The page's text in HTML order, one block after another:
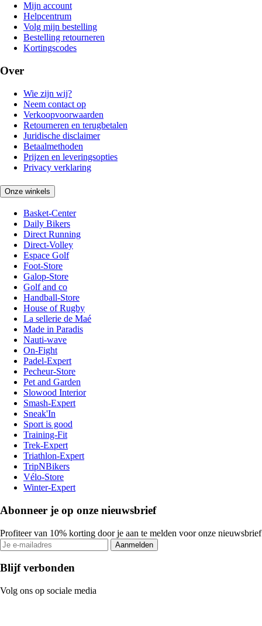
Mijn account
Helpcentrum
Volg mijn bestelling
Bestelling retourneren
Kortingscodes
Over
Wie zijn wij?
Neem contact op
Verkoopvoorwaarden
Retourneren en terugbetalen
Juridische disclaimer
Betaalmethoden
Prijzen en leveringsopties
Privacy verklaring
Onze winkels
Basket-Center
Daily Bikers
Direct Running
Direct-Volley
Espace Golf
Foot-Store
Galop-Store
Golf and co
Handball-Store
House of Rugby
La sellerie de Maé
Made in Paradis
Nauti-wave
On-Fight
Padel-Expert
Pecheur-Store
Pet and Garden
Slowood Interior
Smash-Expert
Sneak'In
Sport is good
Training-Fit
Trek-Expert
Triathlon-Expert
TripNBikers
Vélo-Store
Winter-Expert
Abonneer je op onze nieuwsbrief
Profiteer van 10% korting door je aan te melden voor onze nieuwsbrief
Aanmelden
Blijf verbonden
Volg ons op sociale media